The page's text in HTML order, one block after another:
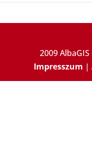
2009
Impresszum |